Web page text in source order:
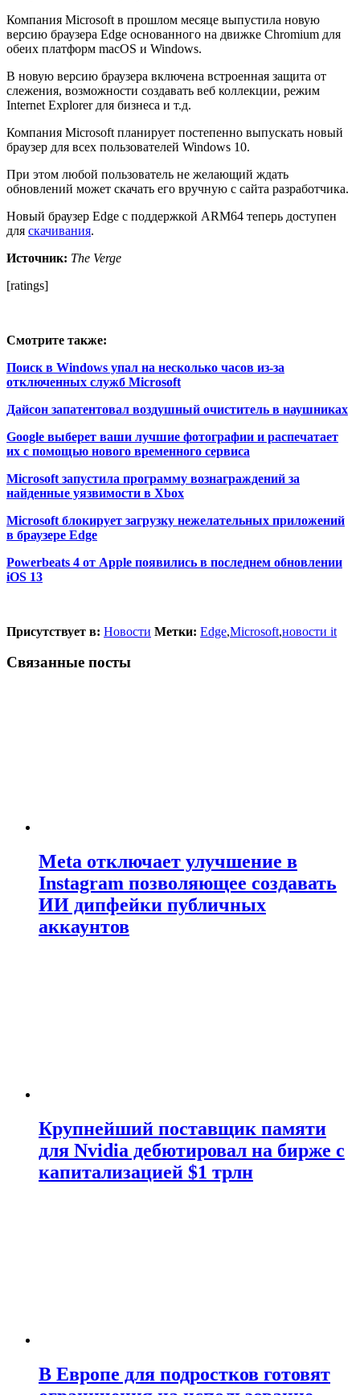
Компания Microsoft в прошлом месяце выпустила новую
версию браузера Edge основанного на движке Chromium для
обеих платформ macOS и Windows.
В новую версию браузера включена встроенная защита от
слежения, возможности создавать веб коллекции, режим
Internet Explorer для бизнеса и т.д.
Компания Microsoft планирует постепенно выпускать новый
браузер для всех пользователей Windows 10.
При этом любой пользователь не желающий ждать
обновлений может скачать его вручную с сайта разработчика.
Новый браузер Edge с поддержкой ARM64 теперь доступен
для скачивания.
Источник: The Verge
[ratings]
Смотрите также:
Поиск в Windows упал на несколько часов из-за
отключенных служб Microsoft
Дайсон запатентовал воздушный очиститель в наушниках
Google выберет ваши лучшие фотографии и распечатает
их с помощью нового временного сервиса
Microsoft запустила программу вознаграждений за
найденные уязвимости в Xbox
Microsoft блокирует загрузку нежелательных приложений
в браузере Edge
Powerbeats 4 от Apple появились в последнем обновлении
iOS 13
Присутствует в: Новости Метки: Edge,Microsoft,новости it
Связанные посты
Meta отключает улучшение в
Instagram позволяющее создавать
ИИ дипфейки публичных
аккаунтов
Крупнейший поставщик памяти
для Nvidia дебютировал на бирже с
капитализацией $1 трлн
В Европе для подростков готовят